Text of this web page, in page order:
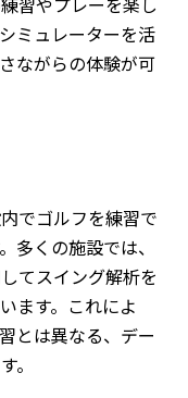
ミュレーターを活
ながらの体験が可
でゴルフを練習で
多くの施設では、
てスイング解析を
ます。これによ
とは異なる、デー
。